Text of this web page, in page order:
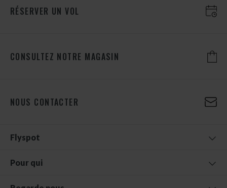
RÉSERVER UN VOL
CONSULTEZ NOTRE MAGASIN
NOUS CONTACTER
Flyspot
Pour qui